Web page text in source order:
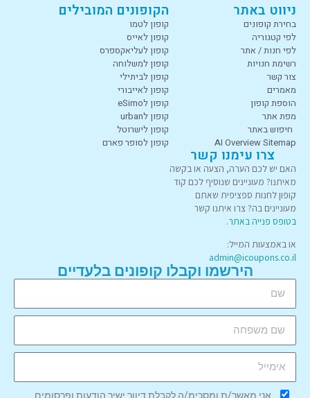
ניווט באתר
בחירת קופונים
לפי קטגוריה
לפי חנות / אתר
רשימת חנויות
צור קשר
מאמרים
הוספת קופון
מפת אתר
חיפוש באתר
AI Overview Sitemap
הקופונים המובילים
קופון לטמו
קופון לאייס
קופון לעליאקספרס
קופון למשלוחה
קופון לביתילי
קופון לאייבורי
קופון לeSimo
קופון לurban
קופון לישרוטל
קופון לסופר פארם
צרו עימנו קשר
האם יש לכם הערה, הצעה או בקשה
מאיתנו? מעוניינים שנוסיף לכם קוד
קופון לחנות ספציפית שאתם
מעוניינים בה? צרו איתנו קשר
בטופס פנייה באתר.
או באמצעות המייל:
admin@icoupons.co.il
הירשמו וקבלו קופונים בלעדיים
אני מאשר/ת ומסכימ/ה לקבלת דיוור ישיר הודעות ופרסומים